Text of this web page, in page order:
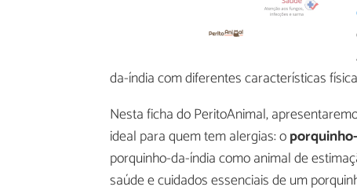
da-índia com diferentes características
Nesta ficha do PeritoAnimal,
ideal para quem tem alergias: o
porquinho-da-índia como animal de
saúde e cuidados essenciais de um